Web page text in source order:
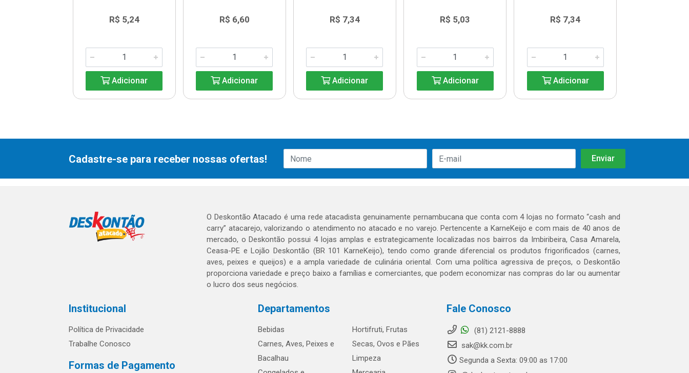
R$ 5,24
Adicionar
R$ 6,60
Adicionar
R$ 7,34
Adicionar
R$ 5,03
Adicionar
R$ 7,34
Adicionar
Cadastre-se para receber nossas ofertas!
O Deskontão Atacado é uma rede atacadista genuinamente pernambucana que conta com 4 lojas no formato “cash and
carry” atacarejo, valorizando o atendimento no atacado e no varejo. Pertencente a KarneKeijo e com mais de 40 anos de
mercado, o Deskontão possui 4 lojas amplas e estrategicamente localizadas nos bairros da Imbiribeira, Casa Amarela,
Ceasa-PE e Lojão Deskontão (BR 101 KarneKeijo), tendo como grande diferencial os produtos frigorificados (carnes,
aves, peixes e queijos) e a ampla variedade de culinária oriental. Com uma política agressiva de preços, o Deskontão
proporciona variedade e preço baixo a famílias e comerciantes, que podem economizar nas compras do lar ou aumentar
o lucro dos seus negócios.
Institucional
Política de Privacidade
Trabalhe Conosco
Formas de Pagamento
Departamentos
Bebidas
Carnes, Aves, Peixes e
Bacalhau
Hortifruti, Frutas
Secas, Ovos e Pães
Limpeza
Fale Conosco
(81) 2121-8888
sak@kk.com.br
Segunda a Sexta: 09:00 as 17:00